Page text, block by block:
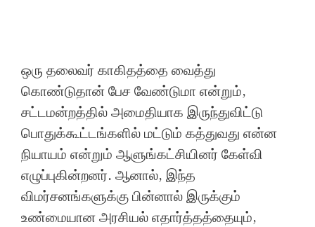
ஒரு தலைவர் காகிதத்தை வைத்து
கொண்டுதான் பேச வேண்டுமா என்றும்,
சட்டமன்றத்தில் அமைதியாக இருந்துவிட்டு
பொதுக்கூட்டங்களில் மட்டும் கத்துவது என்ன
நியாயம் என்றும் ஆளுங்கட்சியினர் கேள்வி
எழுப்புகின்றனர். ஆனால், இந்த
விமர்சனங்களுக்கு பின்னால் இருக்கும்
உண்மையான அரசியல் எதார்த்தத்தையும்,